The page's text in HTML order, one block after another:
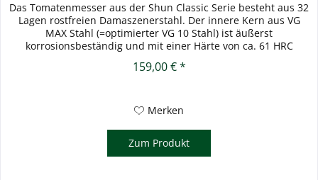
Das Tomatenmesser aus der Shun Classic Serie besteht aus 32
Lagen rostfreien Damaszenerstahl. Der innere Kern aus VG
MAX Stahl (=optimierter VG 10 Stahl) ist äußerst
korrosionsbeständig und mit einer Härte von ca. 61 HRC
159,00 € *
Merken
Zum Produkt